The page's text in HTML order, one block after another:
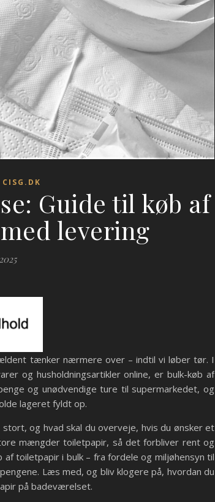
Guide til køb af
levering
tænker nærmere over – indtil vi løber tør. I
og husholdningsartikler online, er bulk-køb af
og unødvendige ture til supermarkedet, og
lageret fyldt op.
og hvad skal du overveje, hvis du ønsker et
mængder toiletpapir, så det forbliver rent og
toiletpapir i bulk – fra fordele og miljøhensyn til
Læs med, og bliv klogere på, hvordan du
på badeværelset.